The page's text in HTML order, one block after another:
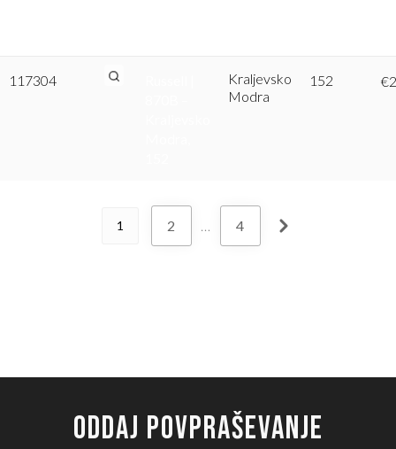
117304
Kraljevsko
Modra
152 €
1 2 … 4
ODDAJ POVPRAŠEVANJE